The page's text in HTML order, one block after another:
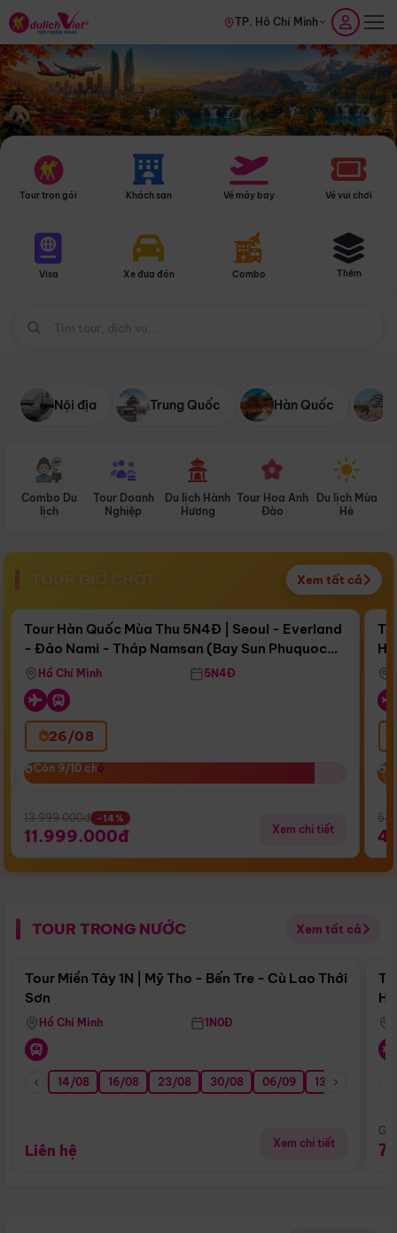
TP. Hồ Chí Minh
Tour trọn gói Khách sạn Vé máy bay Vé vui chơi
Visa Xe đưa đón Combo Thêm
Nội địa Trung Quốc Hàn Quốc
Combo Du
lịch
Tour Doanh
Nghiệp
Du lịch Hành
Hương
Tour Hoa Anh
Đào
Du lịch Mùa
Hè
TOUR GIỜ CHÓT Xem tất cả
Còn16 ngày 19:27:54
Bay Sun Phuquoc Airways
Điểm nổi bật
Tour Hàn Quốc Mùa Thu 5N4Đ | Seoul - Everland
- Đảo Nami - Tháp Namsan (Bay Sun Phuquoc
Airways)
Hồ Chí Minh 5N4Đ
26/08
Còn 9/10 chỗ
Còn 9/10 chỗ
13.999.000đ -14%
11.999.000đ Xem chi tiết
TOUR TRONG NƯỚC Xem tất cả
Điểm nổi bật
Tour Miền Tây 1N | Mỹ Tho - Bến Tre - Cù Lao Thới
Sơn
Hồ Chí Minh 1N0Đ
14/08 16/08 23/08 30/08 06/09 13/09
Liên hệ Xem chi tiết